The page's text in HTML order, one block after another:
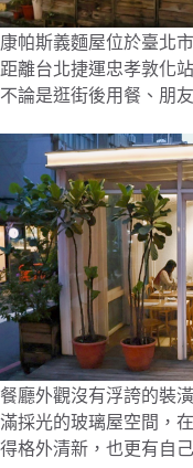
康帕斯義麵屋位於臺北
距離台北捷運忠孝敦化
不論是逛街後用餐、朋
餐廳外觀沒有浮誇的裝
滿採光的玻璃屋空間，
得格外清新，也更有自